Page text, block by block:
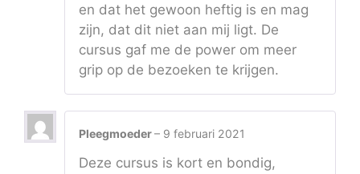
en dat het gewoon heftig is en mag
zijn, dat dit niet aan mij ligt. De
cursus gaf me de power om meer
grip op de bezoeken te krijgen.
Pleegmoeder– 9 februari 2021
Deze cursus is kort en bondig,